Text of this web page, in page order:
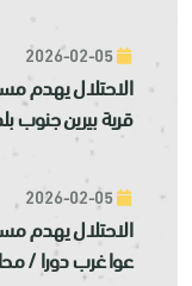
الاحتلال يهدم
قرية بيرين جنوب
الاحتلال يهدم
عوا غرب دورا /